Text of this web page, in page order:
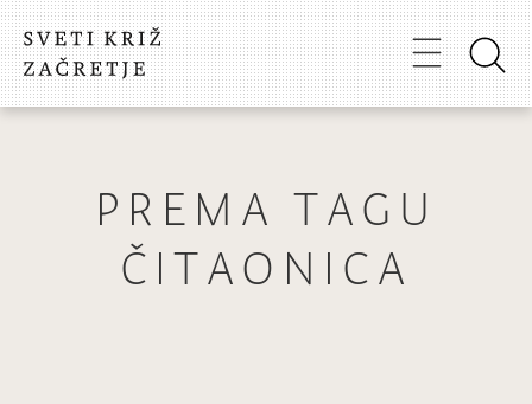
PREMA TAGU
ČITAONICA